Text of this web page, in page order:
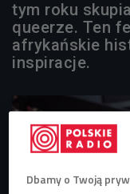
tym roku
queerze. Ten
afrykańskie
inspiracje.
Dbamy o Twoją